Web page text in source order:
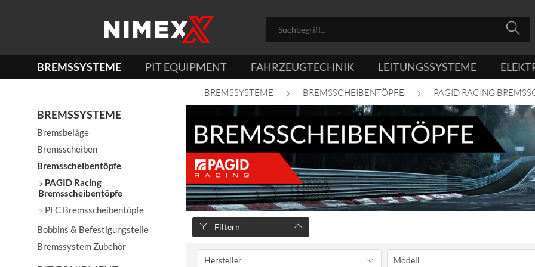
BREMSSYSTEME PIT EQUIPMENT FAHRZEUGTECHNIK LEITUNGSSYSTEME
BREMSSYSTEME BREMSSCHEIBENTÖPFE PAGID RACING
BREMSSYSTEME
Bremsbeläge
Bremsscheiben
Bremsscheibentöpfe
PAGID Racing
Bremsscheibentöpfe
PFC Bremsscheibentöpfe
Bobbins & Befestigungsteile
Bremssystem Zubehör
Filtern
Hersteller Modell